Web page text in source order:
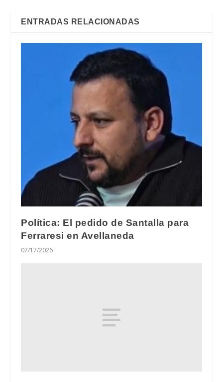
ENTRADAS RELACIONADAS
Política: El pedido de Santalla para
Ferraresi en Avellaneda
07/17/2026